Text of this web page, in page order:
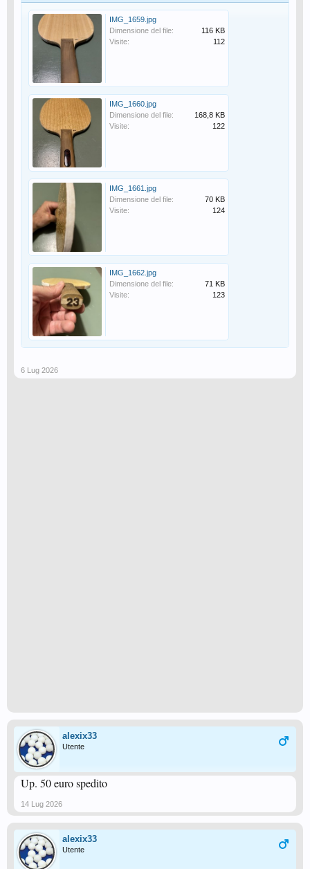
IMG_1659.jpg
Dimensione del file:
116 KB
Visite:
112
IMG_1660.jpg
Dimensione del file:
168,8 KB
Visite:
122
IMG_1661.jpg
Dimensione del file:
70 KB
Visite:
124
IMG_1662.jpg
Dimensione del file:
71 KB
Visite:
123
6 Lug 2026
alexix33
Utente
Up. 50 euro spedito
14 Lug 2026
alexix33
Utente